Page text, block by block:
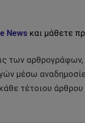
News και μάθετε
των
μέσω
τέτοιου